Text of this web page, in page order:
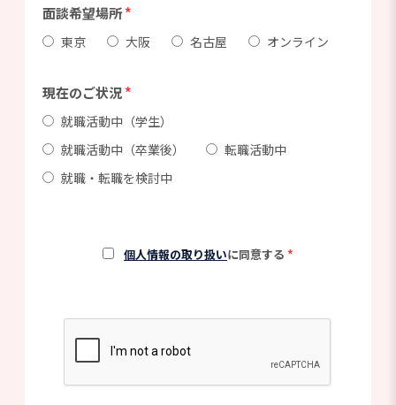
面談希望場所*
東京 大阪 名古屋 オンライン
現在のご状況*
就職活動中（学生）
就職活動中（卒業後）
転職活動中
就職・転職を検討中
個人情報の取り扱いに同意する *